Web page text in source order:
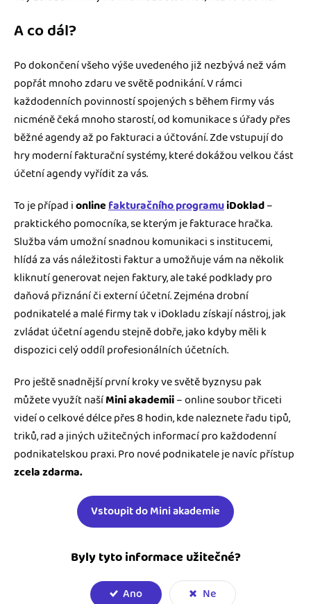
A co dál?
Po dokončení všeho výše uvedeného již nezbývá než vám
popřát mnoho zdaru ve světě podnikání. V rámci
každodenních povinností spojených s během firmy vás
nicméně čeká mnoho starostí, od komunikace s úřady přes
běžné agendy až po fakturaci a účtování. Zde vstupují do
hry moderní fakturační systémy, které dokážou velkou část
účetní agendy vyřídit za vás.
To je případ ionlinefakturačního programuiDoklad–
praktického pomocníka, se kterým je fakturace hračka.
Služba vám umožní snadnou komunikaci s institucemi,
hlídá za vás náležitosti faktur a umožňuje vám na několik
kliknutí generovat nejen faktury, ale také podklady pro
daňová přiznání či externí účetní. Zejména drobní
podnikatelé a malé firmy tak v iDokladu získají nástroj, jak
zvládat účetní agendu stejně dobře, jako kdyby měli k
dispozici celý oddíl profesionálních účetních.
Pro ještě snadnější první kroky ve světě byznysu pak
můžete využít našíMini akademii– online soubor třiceti
videí o celkové délce přes 8 hodin, kde naleznete řadu tipů,
triků, rad a jiných užitečných informací pro každodenní
podnikatelskou praxi. Pro nové podnikatele je navíc přístup
zcela zdarma.
Vstoupit do Mini akademie
Byly tyto informace užitečné?
Ano Ne